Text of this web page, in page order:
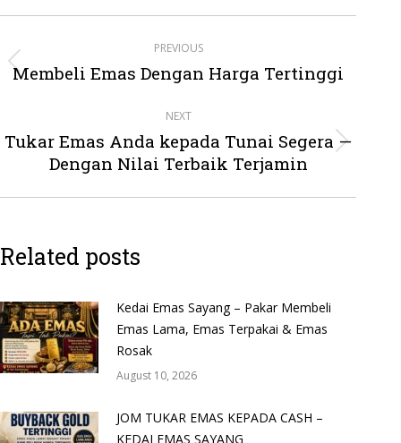
navigation
PREVIOUS
Previous
Membeli Emas Dengan Harga Tertinggi
NEXT
Next
post:
Tukar Emas Anda kepada Tunai Segera —
Dengan Nilai Terbaik Terjamin
Related posts
Kedai Emas Sayang – Pakar Membeli
Emas Lama, Emas Terpakai & Emas
Rosak
August 10, 2026
JOM TUKAR EMAS KEPADA CASH –
KEDAI EMAS SAYANG